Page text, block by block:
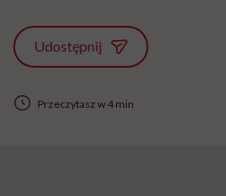
Udostępnij
Przeczytasz w 4 min